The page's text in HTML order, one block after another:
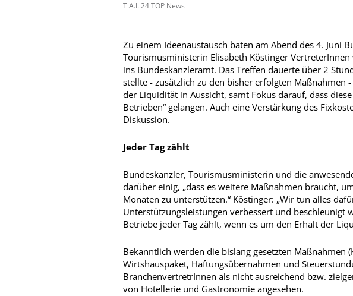
T.A.I. 24 TOP News
Zu einem Ideenaustausch baten am Abend des 4. Juni
Tourismusministerin Elisabeth Köstinger
ins Bundeskanzleramt. Das Treffen dauerte über 2
stellte - zusätzlich zu den bisher erfolgten Maßnahmen
der Liquidität in Aussicht, samt Fokus darauf, dass
Betrieben“ gelangen. Auch eine Verstärkung des
Diskussion.
Jeder Tag zählt
Bundeskanzler, Tourismusministerin und die
darüber einig, „dass es weitere Maßnahmen braucht,
Monaten zu unterstützen.“ Köstinger: „Wir tun alles
Unterstützungsleistungen verbessert und beschleunigt
Betriebe jeder Tag zählt, wenn es um den Erhalt der
Bekanntlich werden die bislang gesetzten Maßnahmen
Wirtshauspaket, Haftungsübernahmen und
BranchenvertretrInnen als nicht ausreichend bzw.
von Hotellerie und Gastronomie angesehen.